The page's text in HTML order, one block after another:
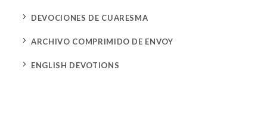
5 DEVOCIONES DE CUARESMA
5 ARCHIVO COMPRIMIDO DE ENVOY
5 ENGLISH DEVOTIONS